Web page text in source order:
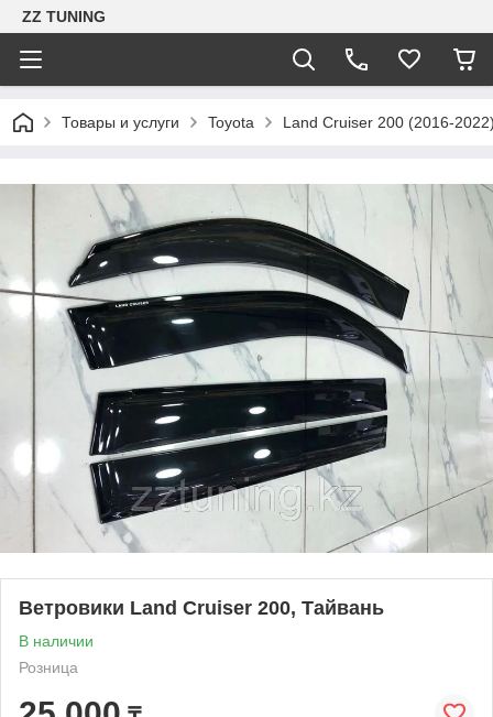
ZZ TUNING
Товары и услуги Toyota Land Cruiser 200 (2016-
Ветровики Land Cruiser 200, Тайвань
В наличии
Розница